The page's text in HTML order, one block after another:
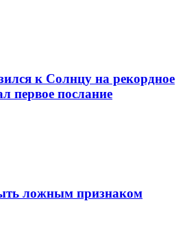
к Солнцу на рекордное
первое послание
ложным признаком